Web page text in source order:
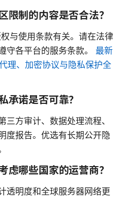
限制的内容是否合法？
与使用条款有关。请在法律
守各平台的服务条款。 最新
理、加密协议与隐私保护全
承诺是否可靠？
三方审计、数据处理流程、
度报告。优选有长期公开隐
虑哪些国家的运营商？
透明度和全球服务器网络更